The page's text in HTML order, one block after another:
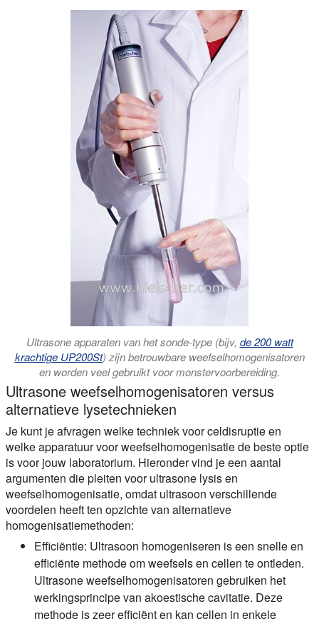
Ultrasone apparaten van het sonde-type (bijv, de 200 watt
krachtige UP200St) zijn betrouwbare weefselhomogenisatoren
en worden veel gebruikt voor monstervoorbereiding.
Ultrasone weefselhomogenisatoren versus
alternatieve lysetechnieken
Je kunt je afvragen welke techniek voor celdisruptie en
welke apparatuur voor weefselhomogenisatie de beste optie
is voor jouw laboratorium. Hieronder vind je een aantal
argumenten die pleiten voor ultrasone lysis en
weefselhomogenisatie, omdat ultrasoon verschillende
voordelen heeft ten opzichte van alternatieve
homogenisatiemethoden:
Efficiëntie: Ultrasoon homogeniseren is een snelle en
efficiënte methode om weefsels en cellen te ontleden.
Ultrasone weefselhomogenisatoren gebruiken het
werkingsprincipe van akoestische cavitatie. Deze
methode is zeer efficiënt en kan cellen in enkele